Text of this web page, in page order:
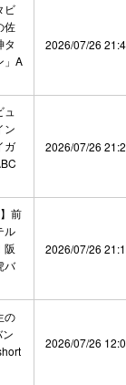
ビ
佐
タ
」A
2026/07/26
ン
ガ
2026/07/26
前
ル
阪
バ
2026/07/26
の
2026/07/26